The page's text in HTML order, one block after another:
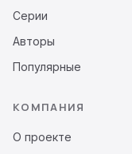
Серии
Авторы
Популярные
КОМПАНИЯ
О проекте